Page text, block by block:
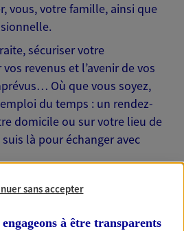
vous, votre famille, ainsi que
sécuriser votre
revenus et l’avenir de vos
Où que vous soyez,
du temps : un rendez-
domicile ou sur votre lieu de
là pour échanger avec
sans accepter
à être transparents